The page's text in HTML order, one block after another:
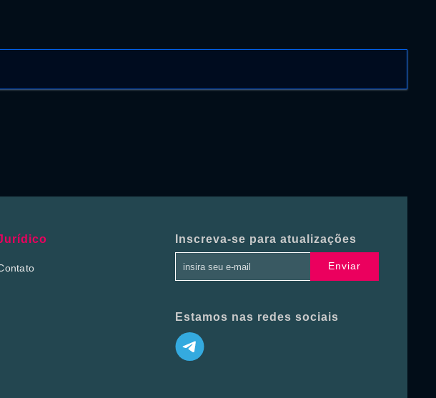
Inscreva-se para atualizações
Enviar
Estamos nas redes sociais